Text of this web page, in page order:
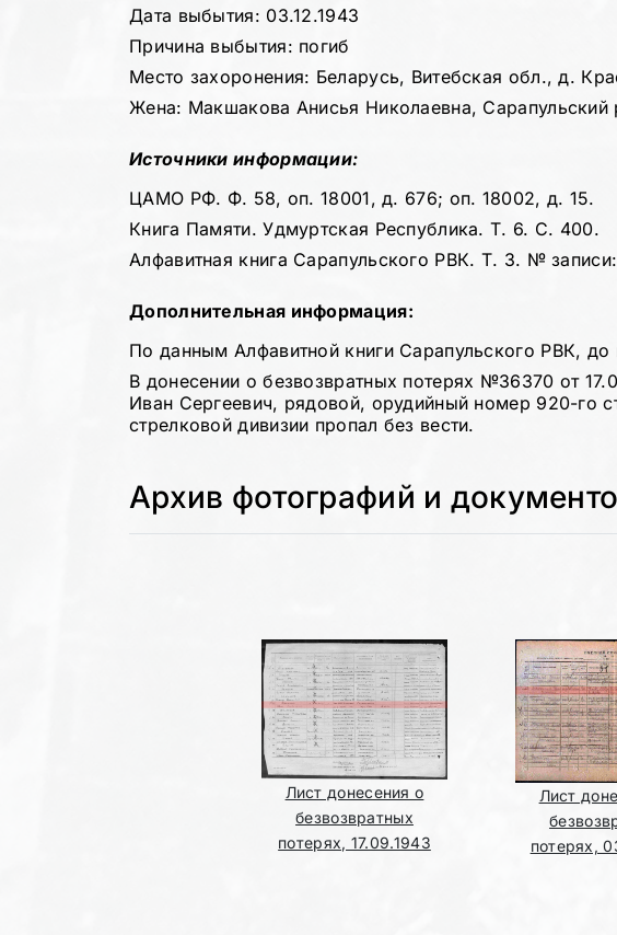
Дата выбытия: 03.12.1943
Причина выбытия: погиб
Место захоронения: Беларусь, Витебская обл., д.
Жена: Макшакова Анисья Николаевна,
Источники информации:
ЦАМО РФ. Ф. 58, оп. 18001, д. 676; оп. 18002, д. 15.
Книга Памяти. Удмуртская Республика. Т. 6. С. 400.
Алфавитная книга Сарапульского РВК. Т. 3. №
Дополнительная информация:
По данным Алфавитной книги Сарапульского РВК,
В донесении о безвозвратных потерях №36370 от
Иван Сергеевич, рядовой, орудийный номер 920-го
стрелковой дивизии пропал без вести.
Архив фотографий и
Лист донесения о
безвозвратных
потерях, 17.09.1943
Лист
потерях,